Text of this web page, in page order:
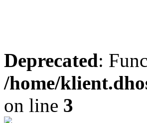
Deprecated:
/home/
on line 3